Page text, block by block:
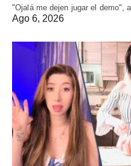
"Ojalá me dejen jugar el demo",
Ago 6, 2026